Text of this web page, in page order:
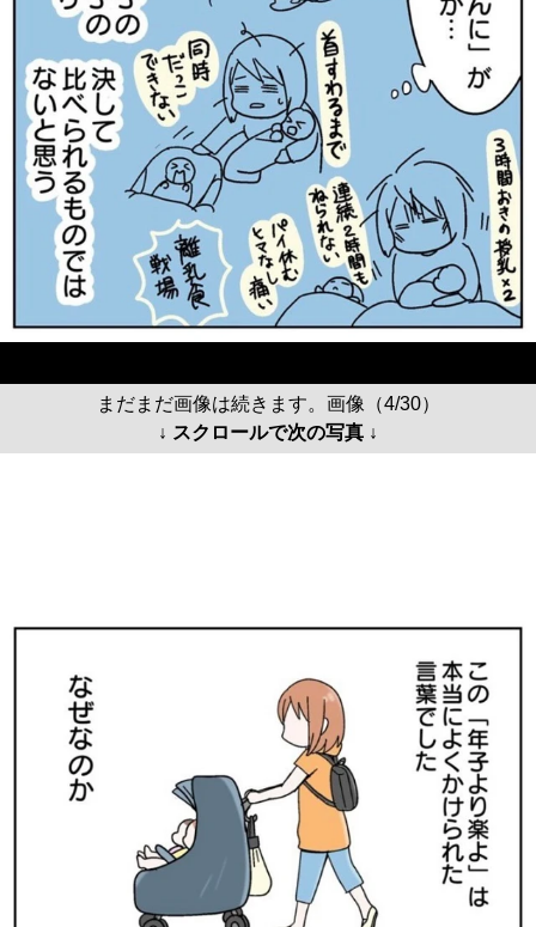
まだまだ画像は続きます。画像（4/30）
↓ スクロールで次の写真 ↓